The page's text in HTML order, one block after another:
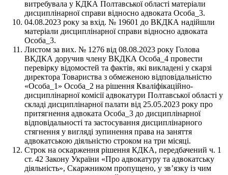
витребувала у КДКА Полтавської області матеріали
дисциплінарної справи відносно адвоката Особа_3.
04.08.2023 року за вхід. № 19601 до ВКДКА надійшли
матеріали дисциплінарної справи відносно адвоката
Особа_3.
Листом за вих. № 1276 від 08.08.2023 року Голова
ВКДКА доручив члену ВКДКА Особа_4 провести
перевірку відомостей та фактів, які викладені у скарзі
директора Товариства з обмеженою відповідальністю
«Особа_1» Особа_2 на рішення Кваліфікаційно-
дисциплінарної комісії адвокатури Полтавської області у
складі дисциплінарної палати від 25.05.2023 року про
притягнення адвоката Особа_3 до дисциплінарної
відповідальності та застосування дисциплінарного
стягнення у вигляді зупинення права на заняття
адвокатською діяльністю строком на три місяці.
Строк на оскарження рішення КДКА, передбачений ч. 1
ст. 42 Закону України «Про адвокатуру та адвокатську
діяльність», Скаржником пропущено, у зв’язку із чим